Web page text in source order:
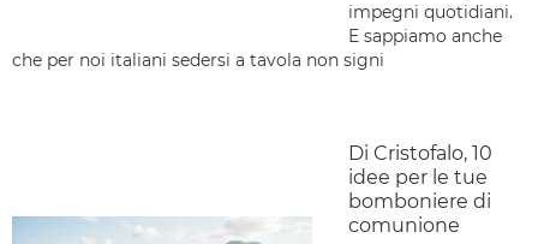
impegni quotidiani.
E sappiamo anche
che per noi italiani sedersi a tavola non signi
Di Cristofalo, 10
idee per le tue
bomboniere di
comunione